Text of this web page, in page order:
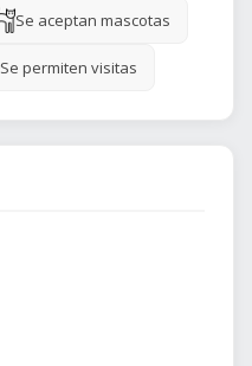
Se aceptan mascotas
Se permiten visitas